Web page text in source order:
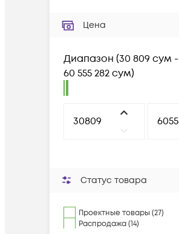
Цена
Диапазон (30 809 сум -
60 555 282 сум)
Статус товара
Проектные товары (27)
Распродажа (14)